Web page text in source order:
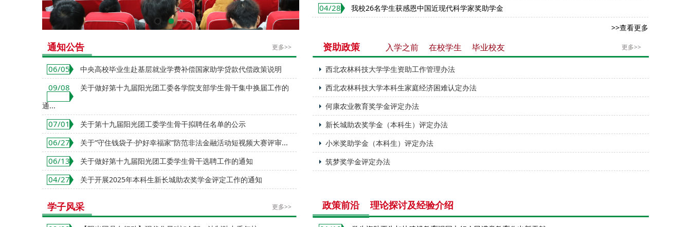
04/28
我校26名学生获感恩中国近现代科学家奖助学金
>>查看更多
更多>>
通知公告
06/05 中央高校毕业生赴基层就业学费补偿国家助学贷款代偿政策说明
09/08
关于做好第十九届阳光团工委各学院支部学生骨干集中换届工作的
通...
07/01 关于第十九届阳光团工委学生骨干拟聘任名单的公示
06/27 关于“守住钱袋子·护好幸福家”防范非法金融活动短视频大赛评审...
06/13 关于做好第十九届阳光团工委学生骨干选聘工作的通知
04/27 关于开展2025年本科生新长城助农奖学金评定工作的通知
更多>>
资助政策 入学之前 在校学生 毕业校友
西北农林科技大学学生资助工作管理办法
西北农林科技大学本科生家庭经济困难认定办法
何康农业教育奖学金评定办法
新长城助农奖学金（本科生）评定办法
小米奖助学金（本科生）评定办法
筑梦奖学金评定办法
更多>>
学子风采 政策前沿 理论探讨及经验介绍